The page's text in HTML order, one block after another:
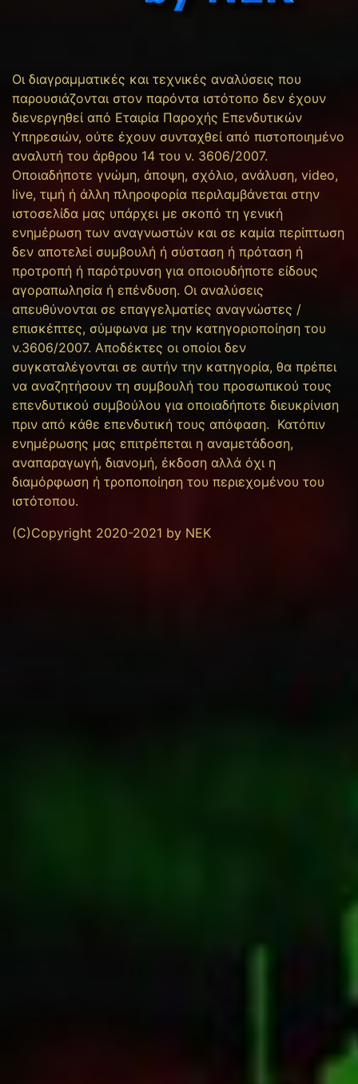
Οι διαγραμματικές και τεχνικές αναλύσεις που
παρουσιάζονται στον παρόντα ιστότοπο δεν έχουν
διενεργηθεί από Εταιρία Παροχής Επενδυτικών
Υπηρεσιών, ούτε έχουν συνταχθεί από πιστοποιημένο
αναλυτή του άρθρου 14 του ν. 3606/2007.
Οποιαδήποτε γνώμη, άποψη, σχόλιο, ανάλυση, video,
live, τιμή ή άλλη πληροφορία περιλαμβάνεται στην
ιστοσελίδα μας υπάρχει με σκοπό τη γενική
ενημέρωση των αναγνωστών και σε καμία περίπτωση
δεν αποτελεί συμβουλή ή σύσταση ή πρόταση ή
προτροπή ή παρότρυνση για οποιουδήποτε είδους
αγοραπωλησία ή επένδυση. Οι αναλύσεις
απευθύνονται σε επαγγελματίες αναγνώστες /
επισκέπτες, σύμφωνα με την κατηγοριοποίηση του
ν.3606/2007. Αποδέκτες οι οποίοι δεν
συγκαταλέγονται σε αυτήν την κατηγορία, θα πρέπει
να αναζητήσουν τη συμβουλή του προσωπικού τους
επενδυτικού συμβούλου για οποιαδήποτε διευκρίνιση
πριν από κάθε επενδυτική τους απόφαση. Κατόπιν
ενημέρωσης μας επιτρέπεται η αναμετάδοση,
αναπαραγωγή, διανομή, έκδοση αλλά όχι η
διαμόρφωση ή τροποποίηση του περιεχομένου του
ιστότοπου.
(C)Copyright 2020-2021 by NEK